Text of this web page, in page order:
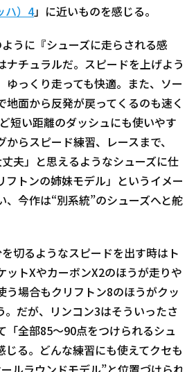
ハ）4」に近いものを感じる。
うに『シューズに走らされる感
ナチュラルだ。スピードを上げよう
ゆっくり走っても快適。また、ソー
地面から反発が戻ってくるのも速く
短い距離のダッシュにも使いやす
からスピード練習、レースまで、
丈夫」と思えるようなシューズに仕
フトンの姉妹モデル」というイメー
、今作は“別系統”のシューズへと舵
切るようなスピードを出す時はト
ットXやカーボンX2のほうが走りや
う場合もクリフトン8のほうがクッ
。だが、リンコン3はそういったさ
「全部85～90点をつけられるシュ
じる。どんな練習にも使えてクセも